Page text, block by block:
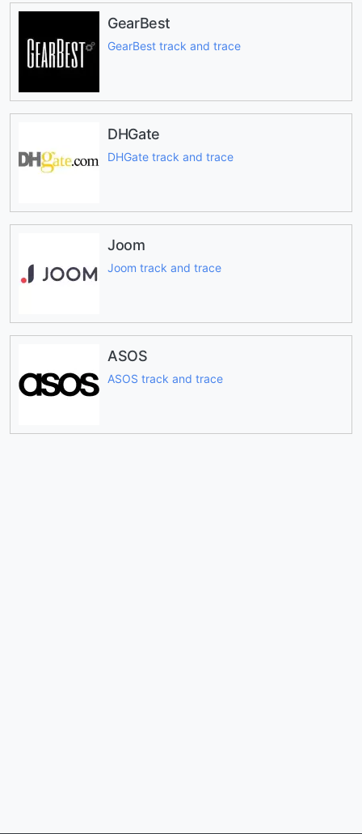
GearBest
GearBest track and trace
DHGate
DHGate track and trace
Joom
Joom track and trace
ASOS
ASOS track and trace